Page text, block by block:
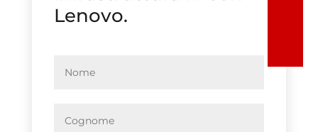
Lenovo.